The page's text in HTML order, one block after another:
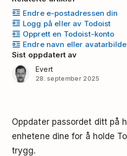
Endre e-postadressen din
Logg på eller av Todoist
Opprett en Todoist-konto
Endre navn eller avatarbilde
Sist oppdatert av
Evert
28. september 2025
Oppdater passordet ditt på
enhetene dine for å holde
trygg.